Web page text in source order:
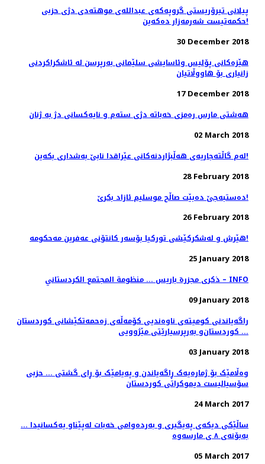
پیلانی تیرۆریستی گروپەکەی عبداللەی موهتەدی دژی حزبی
حکمەتیست شەرمەزار دەکەین!
30 December 2018
هێزەکانی پۆلیس وئاسایشی سلێمانی بەرپرسن لە ئاشکراکردنی
زانیاری بۆ هاووڵاتیان
17 December 2018
هەشتی مارس رەمزی خەباتە دژی ستەم و نایەکسانی دژ بە ژنان
02 March 2018
لەم گاڵتەجاریەی هەڵبژاردنەکانی عێراقدا نابێ بەشداری بکەین!
28 February 2018
دەستبەجێ دەبێت صاڵح موسلیم ئازاد بکرێ!
26 February 2018
هێرش و لەشکرکێشی تورکیا بۆسەر کانتۆنی عەفرین مەحکومە!
25 January 2018
ذکری مجزرة باريس ... منظومة المجتمع الكردستاني – INFO
09 January 2018
راگەیاندنی كومیتەی ناوەندیی كۆمەڵەی زەحمەتكێشانی كوردستان
... كوردستان‌و بەرپرسیارێتی مێژوویی
03 January 2018
وەڵامێک بۆ ژمارەیەک ڕاگەیاندن و پەیامێک بۆ ڕای گشتی ... حزبى
سۆسیالیست دیموكراتى كوردستان
24 March 2017
ساڵێکی دیکەی پەیگیری و بەردەوامی خەبات لەپێناو یەکسانیدا ...
بەبۆنەی ٨ ی مارسەوە
05 March 2017